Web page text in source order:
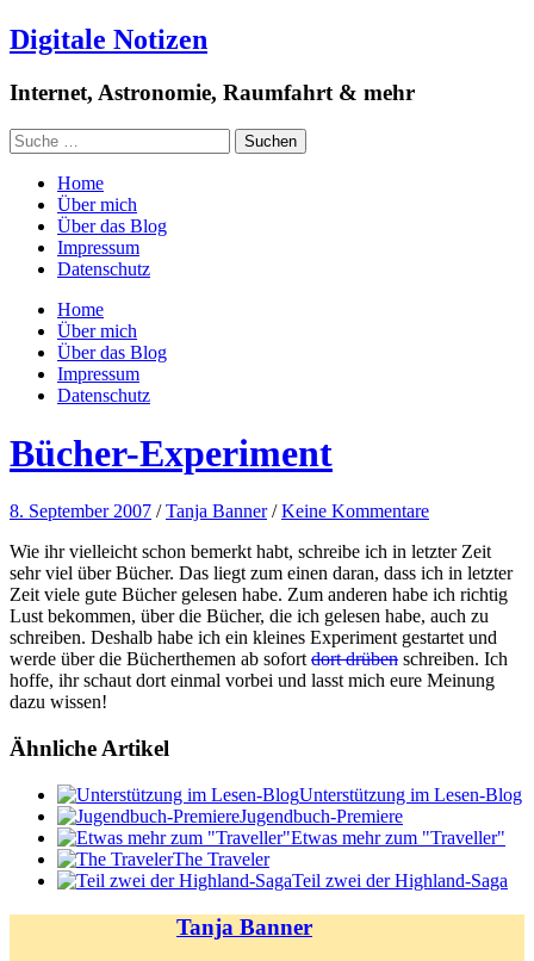
Digitale Notizen
Internet, Astronomie, Raumfahrt & mehr
Home
Über mich
Über das Blog
Impressum
Datenschutz
Home
Über mich
Über das Blog
Impressum
Datenschutz
Bücher-Experiment
8. September 2007 /Tanja Banner /Keine Kommentare
Wie ihr vielleicht schon bemerkt habt, schreibe ich in letzter Zeit
sehr viel über Bücher. Das liegt zum einen daran, dass ich in letzter
Zeit viele gute Bücher gelesen habe. Zum anderen habe ich richtig
Lust bekommen, über die Bücher, die ich gelesen habe, auch zu
schreiben. Deshalb habe ich ein kleines Experiment gestartet und
werde über die Bücherthemen ab sofortdort drüben schreiben. Ich
hoffe, ihr schaut dort einmal vorbei und lasst mich eure Meinung
dazu wissen!
Ähnliche Artikel
Unterstützung im Lesen-Blog
Jugendbuch-Premiere
Etwas mehr zum "Traveller"
The Traveler
Teil zwei der Highland-Saga
Tanja Banner